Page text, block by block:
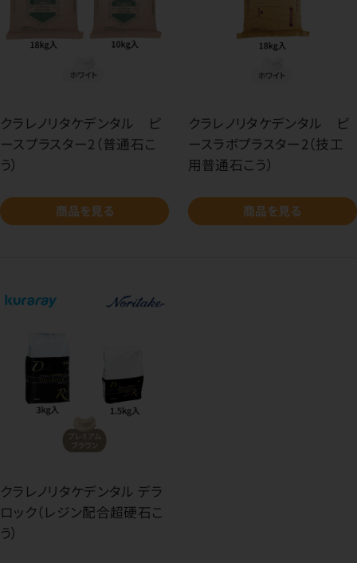
クラレノリタケデンタル ピ
ースプラスター2（普通石こ
う）
商品を見る
クラレノリタケデンタル ピ
ースラボプラスター2（技工
用普通石こう）
商品を見る
クラレノリタケデンタル デラ
ロック（レジン配合超硬石こ
う）